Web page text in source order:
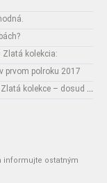
Zlatá kolekcia:
prvom polroku 2017
Novinky: Osobnost Jiřího Maláska připomene 3CD Zlatá kolekce – dosud nejobsáhlejší soubor nahrávek legendárního umělce!
informujte ostatným